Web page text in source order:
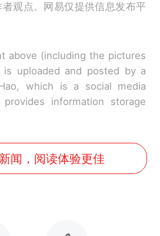
观点。网易仅提供信息发布平
above (including the pictures
uploaded and posted by a
which is a social media
information storage
闻，阅读体验更佳